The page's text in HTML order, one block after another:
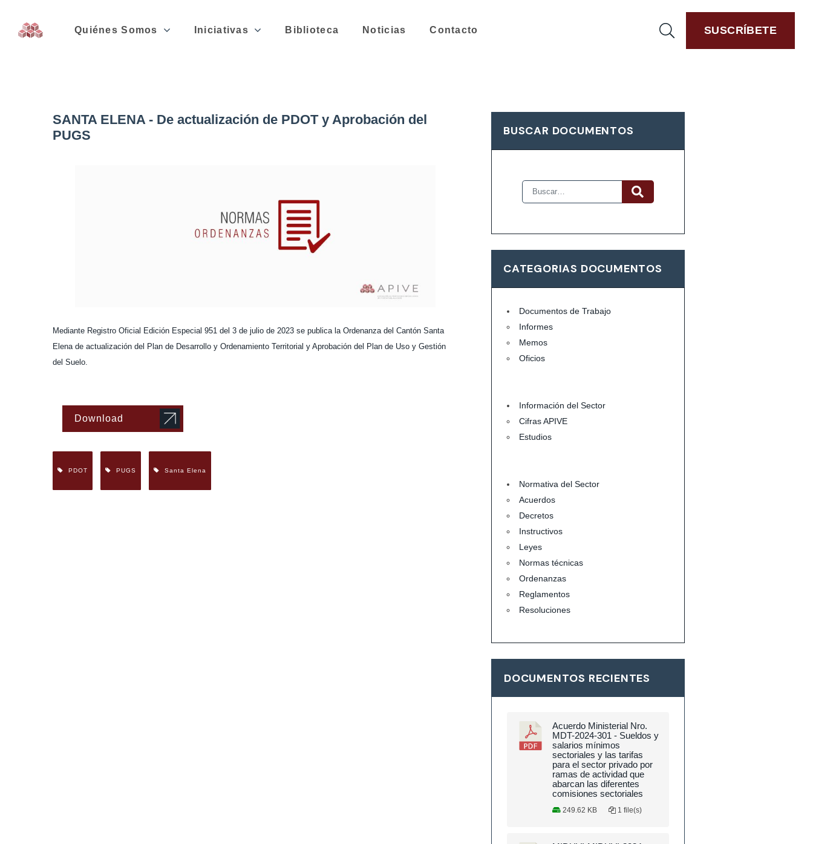
Quiénes Somos Iniciativas Biblioteca Noticias Contacto SUSCRÍBETE
SANTA ELENA - De actualización de PDOT y Aprobación del
PUGS
Mediante Registro Oficial Edición Especial 951 del 3 de julio de 2023 se publica la Ordenanza del Cantón Santa
Elena de actualización del Plan de Desarrollo y Ordenamiento Territorial y Aprobación del Plan de Uso y Gestión
del Suelo.
Download
PDOT PUGS Santa Elena
BUSCAR DOCUMENTOS
CATEGORIAS DOCUMENTOS
Documentos de Trabajo
Informes
Memos
Oficios
Información del Sector
Cifras APIVE
Estudios
Normativa del Sector
Acuerdos
Decretos
Instructivos
Leyes
Normas técnicas
Ordenanzas
Reglamentos
Resoluciones
DOCUMENTOS RECIENTES
Acuerdo Ministerial Nro.
MDT-2024-301 - Sueldos y
salarios mínimos
sectoriales y las tarifas
para el sector privado por
ramas de actividad que
abarcan las diferentes
comisiones sectoriales
249.62 KB 1 file(s)